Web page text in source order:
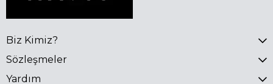
Biz Kimiz?
Sözleşmeler
Yardım